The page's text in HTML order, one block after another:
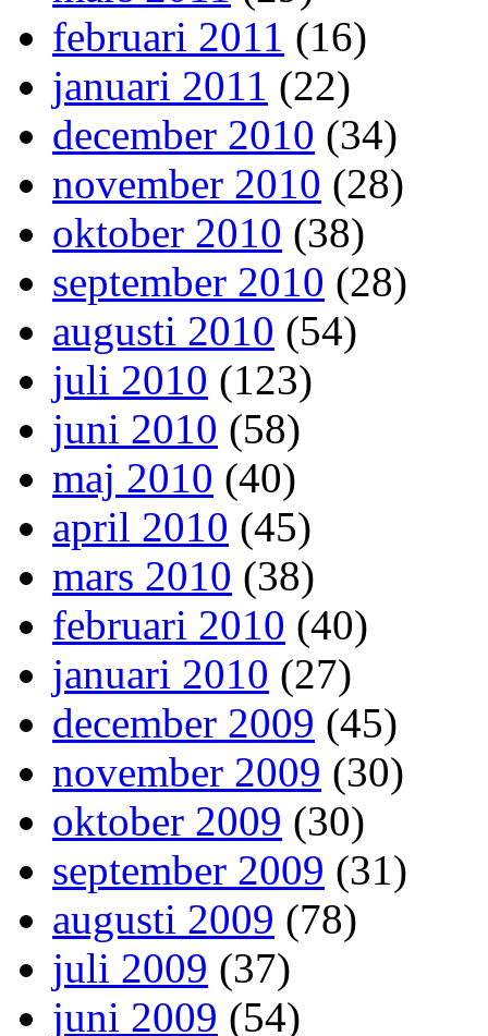
februari 2011 (16)
januari 2011 (22)
december 2010 (34)
november 2010 (28)
oktober 2010 (38)
september 2010 (28)
augusti 2010 (54)
juli 2010 (123)
juni 2010 (58)
maj 2010 (40)
april 2010 (45)
mars 2010 (38)
februari 2010 (40)
januari 2010 (27)
december 2009 (45)
november 2009 (30)
oktober 2009 (30)
september 2009 (31)
augusti 2009 (78)
juli 2009 (37)
juni 2009 (54)